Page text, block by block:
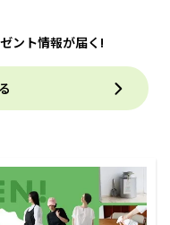
ント情報が届く!